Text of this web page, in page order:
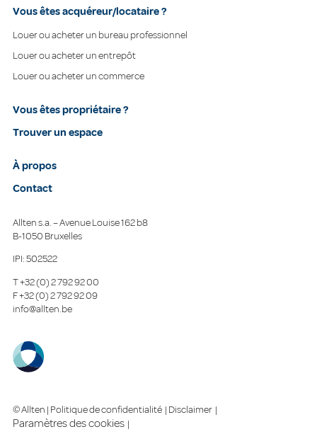
Vous êtes acquéreur/locataire ?
Louer ou acheter un bureau professionnel
Louer ou acheter un entrepôt
Louer ou acheter un commerce
Vous êtes propriétaire ?
Trouver un espace
À propos
Contact
Allten s.a. – Avenue Louise 162 b8
B-1050 Bruxelles
IPI: 502522
T+32 (0) 2 792 92 00
F+32 (0) 2 792 92 09
info@allten.be
© Allten | Politique de confidentialité | Disclaimer |
Paramètres des cookies |